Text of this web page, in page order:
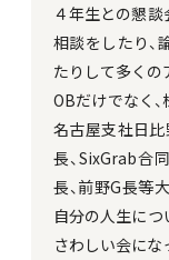
４年生との懇
相談をしたり、
たりして多くの
OBだけでなく
名古屋支社日
長、SixGrab合
長、前野G長等
自分の人生に
さわしい会にな